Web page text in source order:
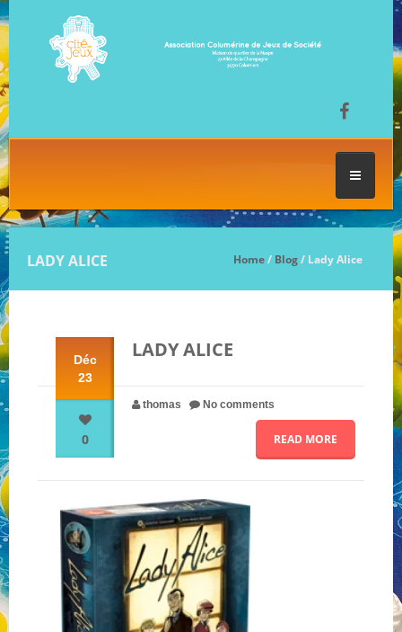
LES SÉANCES DE JEU
FESTIVAL DU JEU
NOS JEUX
NOS PARTENAIRES
QUI SOMMES-NOUS ?
NOUS CONTACTER !
LADY ALICE Home/ Blog/ Lady Alice
Déc
23
0
LADY ALICE
thomas No comments
READ MORE